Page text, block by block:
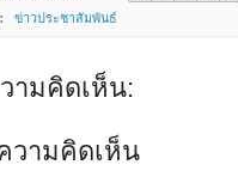
: ข่าวประชาสัมพันธ์
ามคิดเห็น:
วามคิดเห็น